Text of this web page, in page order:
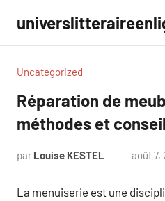
contenu
Uncategorized
Réparation de
méthodes et
par Louise KESTEL août 7,
La menuiserie est une